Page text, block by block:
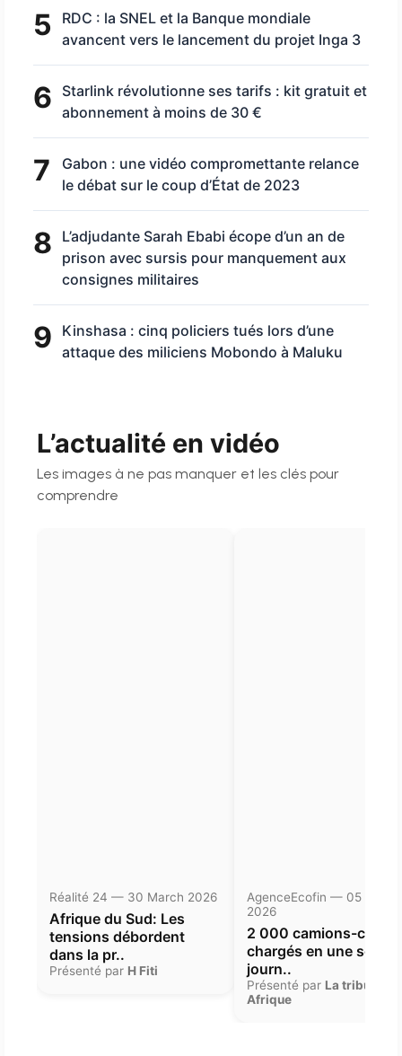
5
RDC : la SNEL et la Banque mondiale
avancent vers le lancement du projet Inga 3
6
Starlink révolutionne ses tarifs : kit gratuit et
abonnement à moins de 30 €
7
Gabon : une vidéo compromettante relance
le débat sur le coup d’État de 2023
8
L’adjudante Sarah Ebabi écope d’un an de
prison avec sursis pour manquement aux
consignes militaires
9
Kinshasa : cinq policiers tués lors d’une
attaque des miliciens Mobondo à Maluku
L’actualité en vidéo
Les images à ne pas manquer et les clés pour
comprendre
Réalité 24 — 30 March 2026
Afrique du Sud: Les
tensions débordent
dans la pr..
Présenté par H Fiti
AgenceEcofin — 05
2026
2 000 camions-
chargés en une seule
journ..
Présenté par La tribune
Afrique